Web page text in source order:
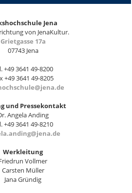
Jena
von JenaKultur.
Grietgasse 17a
07743 Jena
+49 3641 49-8200
+49 3641 49-8205
und Pressekontakt
Angela Anding
+49 3641 49-8210
Werkleitung
Vollmer
Carsten Müller
Jana Gründig